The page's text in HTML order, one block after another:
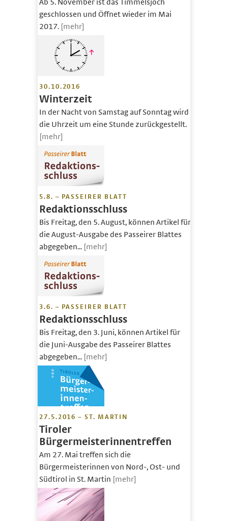
Ab 5. November ist das Timmelsjoch
geschlossen und Öffnet wieder im Mai
2017. [mehr]
30.10.2016
Winterzeit
In der Nacht von Samstag auf Sonntag wird
die Uhrzeit um eine Stunde zurückgestellt.
[mehr]
5.8. – PASSEIRER BLATT
Redaktionsschluss
Bis Freitag, den 5. August, können Artikel für
die August-Ausgabe des Passeirer Blattes
abgegeben... [mehr]
3.6. – PASSEIRER BLATT
Redaktionsschluss
Bis Freitag, den 3. Juni, können Artikel für
die Juni-Ausgabe des Passeirer Blattes
abgegeben... [mehr]
27.5.2016 – ST. MARTIN
Tiroler
Bürgermeisterinnentreffen
Am 27. Mai treffen sich die
Bürgermeisterinnen von Nord-, Ost- und
Südtirol in St. Martin [mehr]